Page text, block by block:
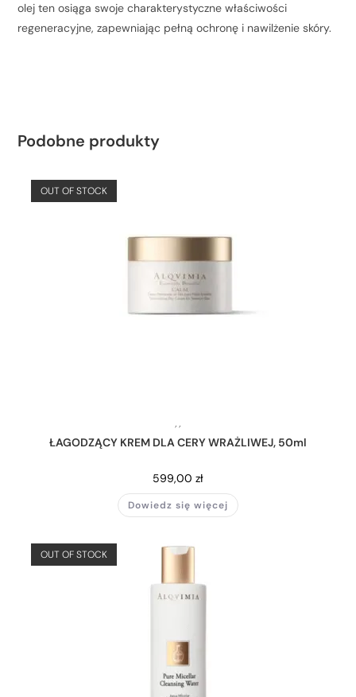
olej ten osiąga swoje charakterystyczne właściwości
regeneracyjne, zapewniając pełną ochronę i nawilżenie skóry.
Podobne produkty
OUT OF STOCK
,,
ŁAGODZĄCY KREM DLA CERY WRAŻLIWEJ, 50ml
599,00 zł
Dowiedz się więcej
OUT OF STOCK